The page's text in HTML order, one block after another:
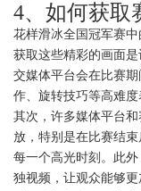
4、如何获取
花样滑冰全国冠军赛
获取这些精彩的画面
交媒体平台会在比赛
作、旋转技巧等高难度
其次，许多媒体平台
放，特别是在比赛结
每一个高光时刻。此
独视频，让观众能够更